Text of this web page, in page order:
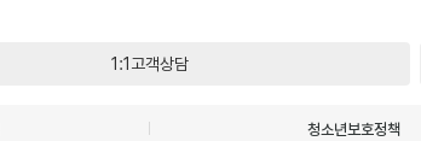
1:1고객상담
청소년보호정책